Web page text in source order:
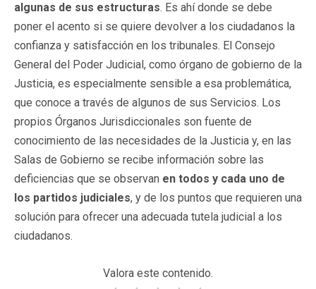
algunas de sus estructuras. Es ahí donde se debe
poner el acento si se quiere devolver a los ciudadanos la
confianza y satisfacción en los tribunales. El Consejo
General del Poder Judicial, como órgano de gobierno de la
Justicia, es especialmente sensible a esa problemática,
que conoce a través de algunos de sus Servicios. Los
propios Órganos Jurisdiccionales son fuente de
conocimiento de las necesidades de la Justicia y, en las
Salas de Gobierno se recibe información sobre las
deficiencias que se observan en todos y cada uno de
los partidos judiciales, y de los puntos que requieren una
solución para ofrecer una adecuada tutela judicial a los
ciudadanos.
Valora este contenido.